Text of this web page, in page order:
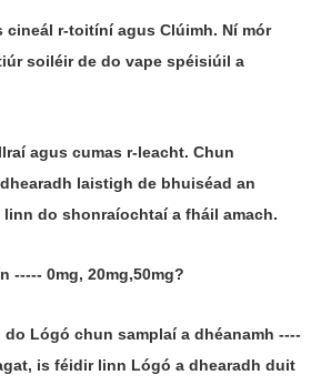
cineál r-toitíní agus Clúimh. Ní mór
soiléir de do vape spéisiúil a
agus cumas r-leacht. Chun
laistigh de bhuiséad an
do shonraíochtaí a fháil amach.
----- 0mg, 20mg,50mg?
do Lógó chun samplaí a dhéanamh ----
is féidir linn Lógó a dhearadh duit